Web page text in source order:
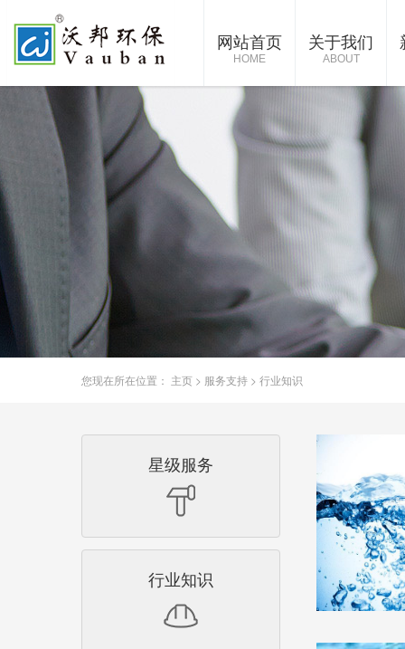
网站首页
HOME
关于我们
ABOUT
您现在所在位置： 主页 > 服务支持 > 行业知识
星级服务
行业知识